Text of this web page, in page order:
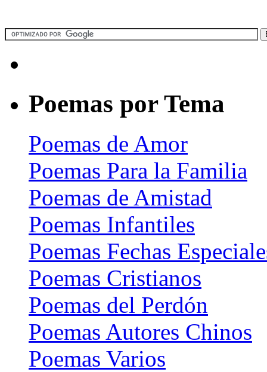
Poemas por Tema
Poemas de Amor
Poemas Para la Familia
Poemas de Amistad
Poemas Infantiles
Poemas Fechas
Poemas Cristianos
Poemas del Perdón
Poemas Autores Chinos
Poemas Varios